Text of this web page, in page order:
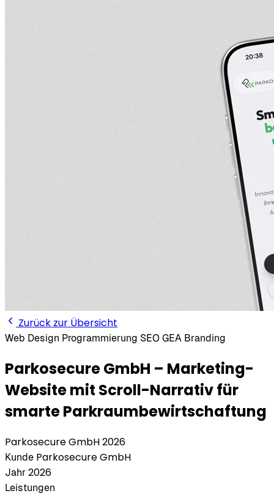
Zurück zur Übersicht
Web Design Programmierung SEO GEA Branding
Parkosecure GmbH – Marketing-
Website mit Scroll-Narrativ für
smarte Parkraumbewirtschaftung
Parkosecure GmbH2026
Kunde Parkosecure GmbH
Jahr 2026
Leistungen